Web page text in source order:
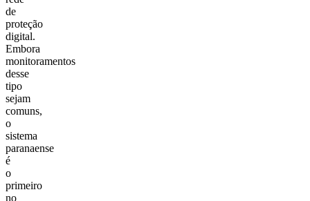
de
proteção
digital.
Embora
monitoramentos
desse
tipo
sejam
comuns,
o
sistema
paranaense
é
o
primeiro
no